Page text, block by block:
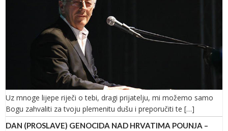
Uz mnoge lijepe riječi o tebi, dragi prijatelju, mi možemo samo
Bogu zahvaliti za tvoju plemenitu dušu i preporučiti te […]
DAN (PROSLAVE) GENOCIDA NAD HRVATIMA POUNJA –